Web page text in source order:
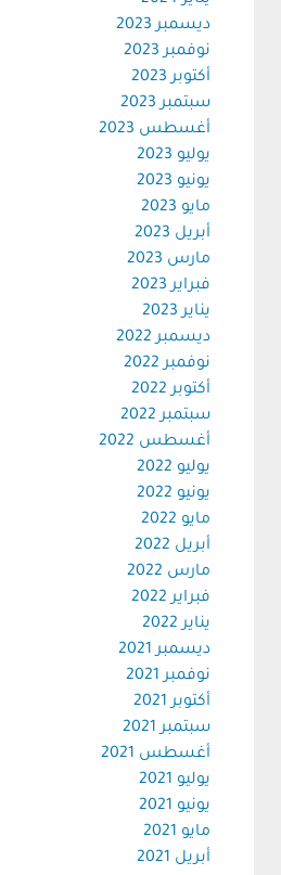
ديسمبر 2023
نوفمبر 2023
أكتوبر 2023
سبتمبر 2023
أغسطس 2023
يوليو 2023
يونيو 2023
مايو 2023
أبريل 2023
مارس 2023
فبراير 2023
يناير 2023
ديسمبر 2022
نوفمبر 2022
أكتوبر 2022
سبتمبر 2022
أغسطس 2022
يوليو 2022
يونيو 2022
مايو 2022
أبريل 2022
مارس 2022
فبراير 2022
يناير 2022
ديسمبر 2021
نوفمبر 2021
أكتوبر 2021
سبتمبر 2021
أغسطس 2021
يوليو 2021
يونيو 2021
مايو 2021
أبريل 2021